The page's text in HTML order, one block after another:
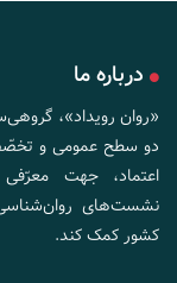
درباره ما
«روان رویداد»،
دو سطح عمومی و
اعتماد، جهت معرّفی
نشست‌های
کشور کمک کند.